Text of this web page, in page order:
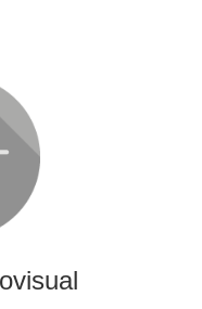
producción y edición
vídeos
de eventos.